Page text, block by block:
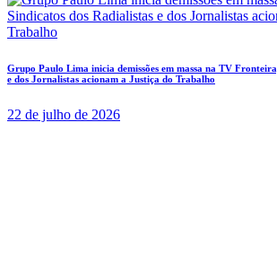
Grupo Paulo Lima inicia demissões em massa na TV
e dos Jornalistas acionam a Justiça do Trabalho
22 de julho de 2026